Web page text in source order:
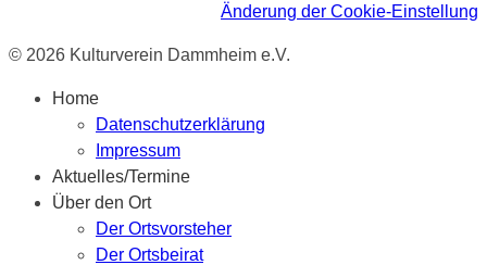
Änderung der Cookie-Einstellung
© 2026 Kulturverein Dammheim e.V.
Home
Datenschutzerklärung
Impressum
Aktuelles/Termine
Über den Ort
Der Ortsvorsteher
Der Ortsbeirat